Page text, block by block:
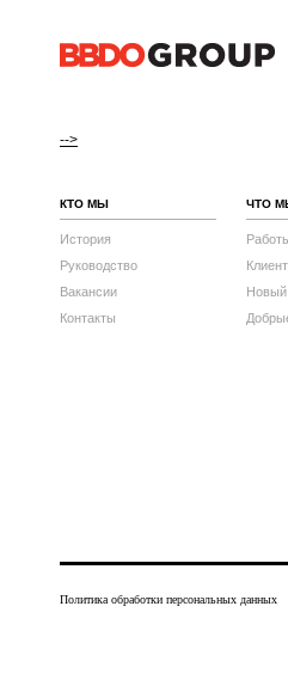
-->
КТО МЫ
История
Руководство
Вакансии
Контакты
ЧТО
Новый
Политика обработки персональных данных